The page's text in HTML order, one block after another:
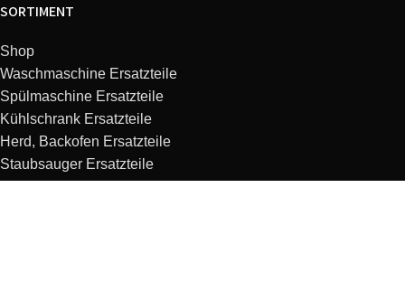
SORTIMENT
Shop
Waschmaschine Ersatzteile
Spülmaschine Ersatzteile
Kühlschrank Ersatzteile
Herd, Backofen Ersatzteile
Staubsauger Ersatzteile